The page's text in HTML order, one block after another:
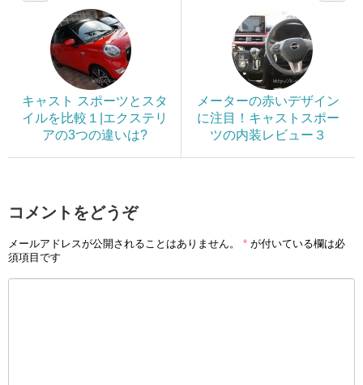
キャスト スポーツとスタ
イルを比較１|エクステリ
アの3つの違いは?
メーターの赤いデザイン
に注目！キャストスポー
ツの内装レビュー３
コメントをどうぞ
メールアドレスが公開されることはありません。 * が付いている欄は必
須項目です